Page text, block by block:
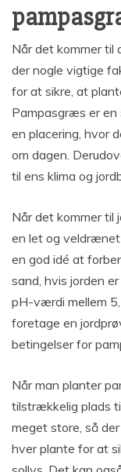
Når det kommer til
der nogle vigtige
for at sikre, at
Pampasgræs er
en placering, hvor
om dagen.
til ens klima og
Når det kommer
en let og veldrænet
en god idé at
sand, hvis jorden
pH-værdi mellem
foretage en
betingelser for
Når man planter
tilstrækkelig plads
meget store, så
hver plante for at